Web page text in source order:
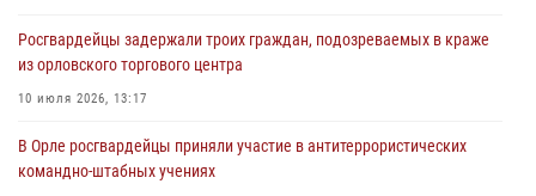
31 июля 2026, 13:16
Росгвардейцы задержали троих граждан, подозреваемых в краже
из орловского торгового центра
10 июля 2026, 13:17
В Орле росгвардейцы приняли участие в антитеррористических
командно-штабных учениях